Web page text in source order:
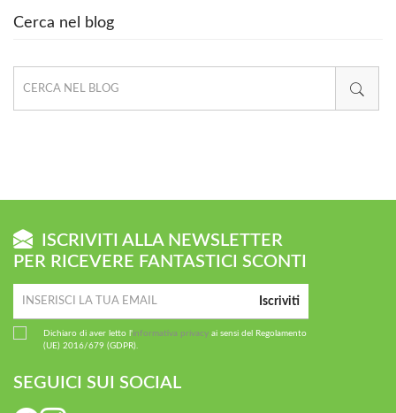
Cerca nel blog
ISCRIVITI ALLA NEWSLETTER
PER RICEVERE FANTASTICI SCONTI
Iscriviti
Dichiaro di aver letto l'informativa privacy ai sensi del Regolamento
(UE) 2016/679 (GDPR).
SEGUICI SUI SOCIAL